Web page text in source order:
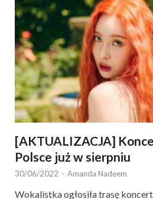
[AKTUALIZACJA]
Polsce już w sierpniu
30/06/2022 - Amanda Nadeem
Wokalistka ogłosiła trasę